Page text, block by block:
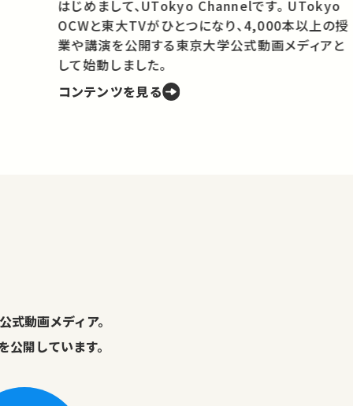
はじめまして、UTokyo Channelです。 UTokyo
OCWと東大TVがひとつになり、4,000本以上の授
業や講演を公開する東京大学公式動画メディアと
して始動しました。
コンテンツを見る
式動画メディア。
開しています。